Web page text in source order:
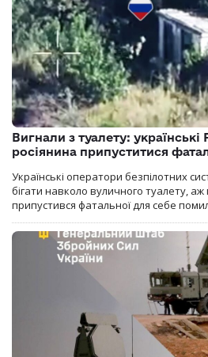
Вигнали з туалету: українські
росіянина припуститися
Українські оператори безпілотних
бігати навколо вуличного туалету, аж
припустився фатальної для себе